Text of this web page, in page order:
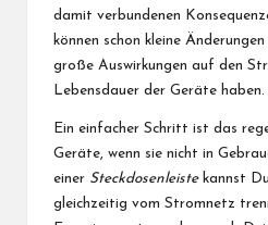
damit verbundenen
können schon kleine
große Auswirkungen auf den
Lebensdauer der Geräte haben.
Ein einfacher Schritt ist das
Geräte, wenn sie nicht in
einer Steckdosenleistekannst
gleichzeitig vom Stromnetz